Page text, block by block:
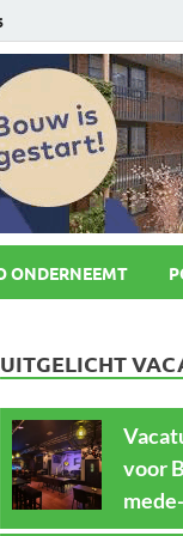
ONDERNEEMT
UITGELICHT
voor